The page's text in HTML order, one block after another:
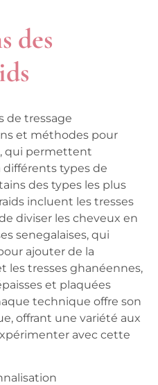
des
de tressage
et méthodes pour
qui permettent
différents types de
des types les plus
incluent les tresses
diviser les cheveux en
senegalaises, qui
ajouter de la
les tresses ghanéennes,
et plaquées
technique offre son
offrant une variété aux
avec cette